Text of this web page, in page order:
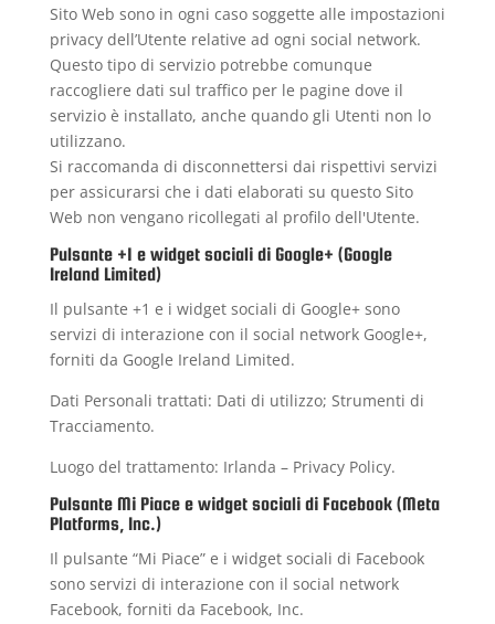
Sito Web sono in ogni caso soggette alle impostazioni
privacy dell’Utente relative ad ogni social network.
Questo tipo di servizio potrebbe comunque
raccogliere dati sul traffico per le pagine dove il
servizio è installato, anche quando gli Utenti non lo
utilizzano.
Si raccomanda di disconnettersi dai rispettivi servizi
per assicurarsi che i dati elaborati su questo Sito
Web non vengano ricollegati al profilo dell'Utente.
Pulsante +1 e widget sociali di Google+ (Google
Ireland Limited)
Il pulsante +1 e i widget sociali di Google+ sono
servizi di interazione con il social network Google+,
forniti da Google Ireland Limited.
Dati Personali trattati: Dati di utilizzo; Strumenti di
Tracciamento.
Luogo del trattamento: Irlanda – Privacy Policy.
Pulsante Mi Piace e widget sociali di Facebook (Meta
Platforms, Inc.)
Il pulsante “Mi Piace” e i widget sociali di Facebook
sono servizi di interazione con il social network
Facebook, forniti da Facebook, Inc.